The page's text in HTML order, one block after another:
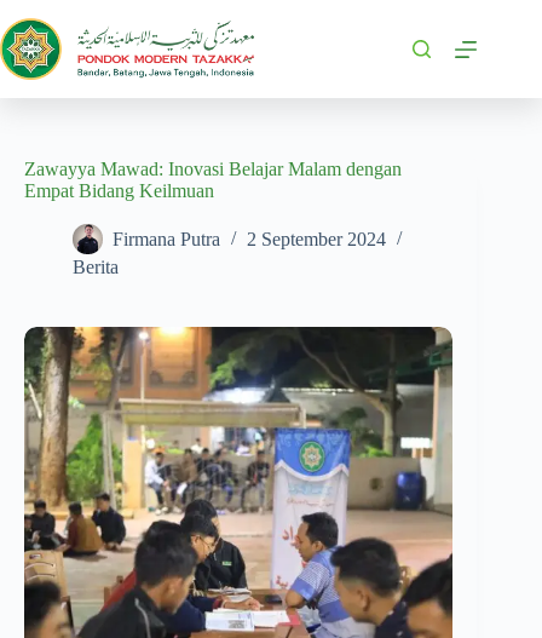
Zawayya Mawad: Inovasi Belajar Malam dengan
Empat Bidang Keilmuan
Firmana Putra
2 September 2024
Berita